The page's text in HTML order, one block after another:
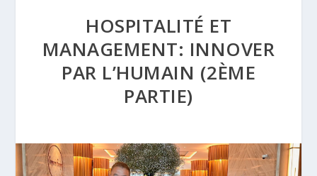
HOSPITALITÉ ET
MANAGEMENT: INNOVER
PAR L’HUMAIN (2ÈME
PARTIE)